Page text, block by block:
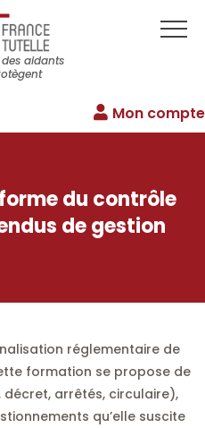
aidants
Mon compte
du contrôle
de gestion
réglementaire de
formation se propose de
arrêtés, circulaire),
qu’elle suscite